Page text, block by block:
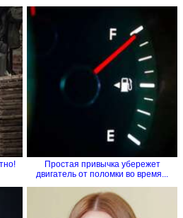
Простая привычка убережет
двигатель от поломки во время...